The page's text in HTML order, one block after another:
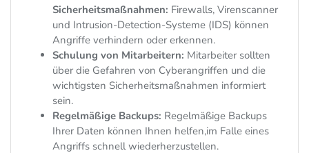
Sicherheitsmaßnahmen: Firewalls, Virenscanner
und Intrusion-Detection-Systeme (IDS) können
Angriffe verhindern oder erkennen.
Schulung von Mitarbeitern: Mitarbeiter sollten
über die Gefahren von Cyberangriffen und die
wichtigsten Sicherheitsmaßnahmen informiert
sein.
Regelmäßige Backups: Regelmäßige Backups
Ihrer Daten können Ihnen helfen,im Falle eines
Angriffs schnell wiederherzustellen.